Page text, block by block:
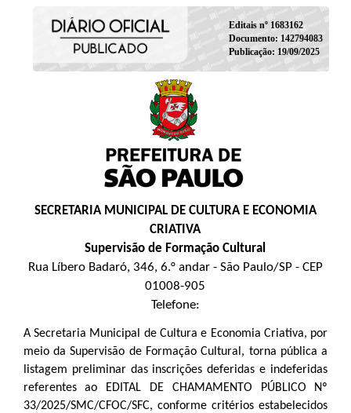
Editais nº 1683162
Documento: 142794083
Publicação: 19/09/2025
SECRETARIA MUNICIPAL DE CULTURA E ECONOMIA
CRIATIVA
Supervisão de Formação Cultural
Rua Líbero Badaró, 346, 6.° andar - São Paulo/SP - CEP
01008-905
Telefone:
A Secretaria Municipal de Cultura e Economia Criativa, por
meio da Supervisão de Formação Cultural, torna pública a
listagem preliminar das inscrições deferidas e indeferidas
referentes ao EDITAL DE CHAMAMENTO PÚBLICO Nº
33/2025/SMC/CFOC/SFC, conforme critérios estabelecidos